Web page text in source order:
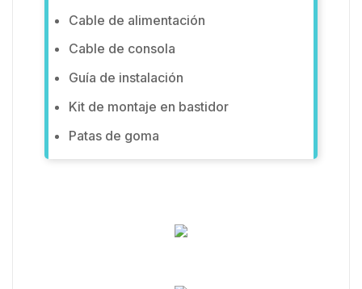
Cable de alimentación
Cable de consola
Guía de instalación
Kit de montaje en bastidor
Patas de goma